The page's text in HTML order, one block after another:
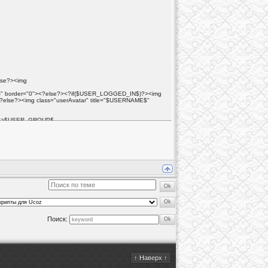
border="0"><?else?><?if($USER_LOGGED_IN$)?><img
class="userAvatar" title="$USERNAME$"
b></font>-й день
border="0"> Профиль</a>
a>
информацию</a>
сообщение</a>
(c.style.color=='red'){c.style.color=cl;}else
Поиск:
↑ Наверх ↑